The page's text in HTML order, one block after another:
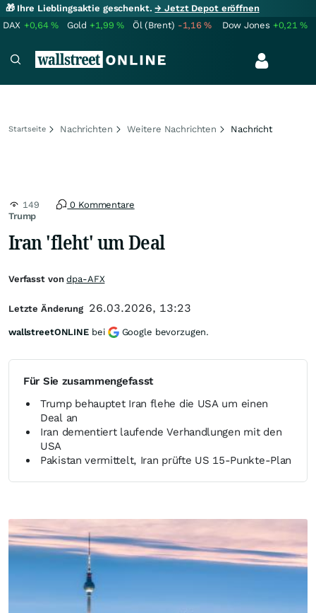
🎁 Ihre Lieblingsaktie geschenkt.→ Jetzt Depot eröffnen
DAX +0,64% Gold +1,99% Öl (Brent) -1,16% Dow Jones +0,21%
Startseite Nachrichten Weitere Nachrichten Nachricht
Trump
149 0 Kommentare
Iran 'fleht' um Deal
Für Sie zusammengefasst
Trump behauptet Iran flehe die USA um einen
Deal an
Iran dementiert laufende Verhandlungen mit den
USA
Pakistan vermittelt, Iran prüfte US 15-Punkte-Plan
Verfasst vondpa-AFX
Letzte Änderung 26.03.2026, 13:23
wallstreetONLINE bei Google bevorzugen.